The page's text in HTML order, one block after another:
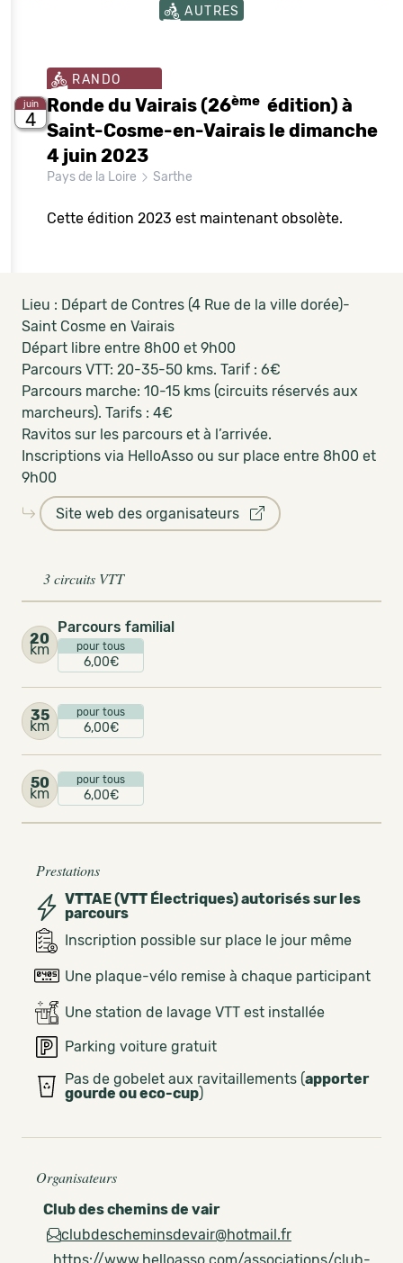
AUTRES
juin
4
RANDO
Ronde du Vairais (26ème édition) à
Saint-Cosme-en-Vairais le dimanche
4 juin 2023
Pays de la Loire Sarthe
Cette édition 2023 est maintenant obsolète.
Lieu : Départ de Contres (4 Rue de la ville dorée)-
Saint Cosme en Vairais
Départ libre entre 8h00 et 9h00
Parcours VTT: 20-35-50 kms. Tarif : 6€
Parcours marche: 10-15 kms (circuits réservés aux
marcheurs). Tarifs : 4€
Ravitos sur les parcours et à l’arrivée.
Inscriptions via HelloAsso ou sur place entre 8h00 et
9h00
Site web des organisateurs
3 circuits VTT
20
km
Parcours familial
pour tous
6,00€
35
km
pour tous
6,00€
50
km
pour tous
6,00€
Prestations
VTTAE (VTT Électriques) autorisés sur les
parcours
Inscription possible sur place le jour même
Une plaque-vélo remise à chaque participant
Une station de lavage VTT est installée
Parking voiture gratuit
Pas de gobelet aux ravitaillements (apporter
gourde ou eco-cup)
Organisateurs
Club des chemins de vair
clubdescheminsdevair@hotmail.fr